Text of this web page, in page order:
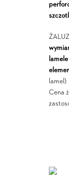
lamele
lamel)
Cena